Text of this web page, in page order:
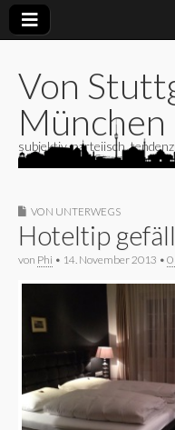
Von
München
subjektiv, parteiisch,
VON UNTERWEGS
Hoteltip
von Phi • 14. November 2013 • 0